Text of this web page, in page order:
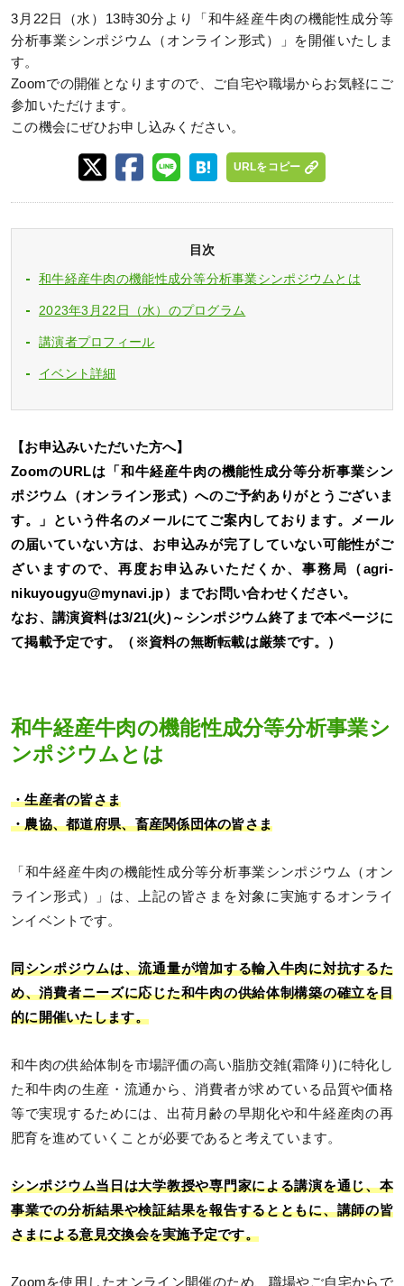
3月22日（水）13時30分より「和牛経産牛肉の機能性成分等
分析事業シンポジウム（オンライン形式）」を開催いたしま
す。
Zoomでの開催となりますので、ご自宅や職場からお気軽にご
参加いただけます。
この機会にぜひお申し込みください。
URLをコピー
目次
和牛経産牛肉の機能性成分等分析事業シンポジウムとは
2023年3月22日（水）のプログラム
講演者プロフィール
イベント詳細
【お申込みいただいた方へ】
ZoomのURLは「和牛経産牛肉の機能性成分等分析事業シン
ポジウム（オンライン形式）へのご予約ありがとうございま
す。」という件名のメールにてご案内しております。メール
の届いていない方は、お申込みが完了していない可能性がご
ざいますので、再度お申込みいただくか、事務局（agri-
nikuyougyu@mynavi.jp）までお問い合わせください。
なお、講演資料は3/21(火)～シンポジウム終了まで本ページに
て掲載予定です。（※資料の無断転載は厳禁です。）
和牛経産牛肉の機能性成分等分析事業シ
ンポジウムとは
・生産者の皆さま
・農協、都道府県、畜産関係団体の皆さま
「和牛経産牛肉の機能性成分等分析事業シンポジウム（オン
ライン形式）」は、上記の皆さまを対象に実施するオンライ
ンイベントです。
同シンポジウムは、流通量が増加する輸入牛肉に対抗するた
め、消費者ニーズに応じた和牛肉の供給体制構築の確立を目
的に開催いたします。
和牛肉の供給体制を市場評価の高い脂肪交雑(霜降り)に特化し
た和牛肉の生産・流通から、消費者が求めている品質や価格
等で実現するためには、出荷月齢の早期化や和牛経産肉の再
肥育を進めていくことが必要であると考えています。
シンポジウム当日は大学教授や専門家による講演を通じ、本
事業での分析結果や検証結果を報告するとともに、講師の皆
さまによる意見交換会を実施予定です。
Zoomを使用したオンライン開催のため、職場やご自宅からで